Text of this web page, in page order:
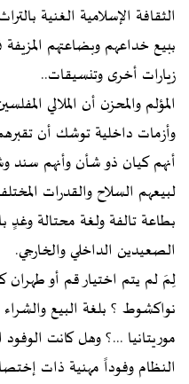
الثقافة الإسلامية الغنية
ببيع خداعهم وبضاعتهم المزيفة
زيارات أخرى وتنسيقات..
المؤلم والمحزن أن الملالي
وأزمات داخلية توشك أن
أنهم كيان ذو شأن وأنهم سند
لبيعهم السلاح والقدرات
بطاعة تالفة ولغة محتالة
الصعيدين الداخلي والخارجي.
لِمَ لم يتم اختيار قم أو طهران
نواكشوط ؟ بلغة البيع والشراء
موريتانيا ...؟ وهل كانت الوفود
النظام وفوداً مهنية ذات